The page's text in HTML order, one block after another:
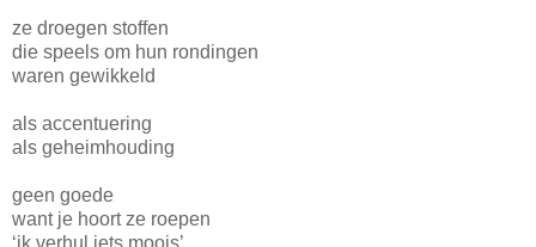
ze droegen stoffen
die speels om hun rondingen
waren gewikkeld
als accentuering
als geheimhouding
geen goede
want je hoort ze roepen
‘ik verhul iets moois’